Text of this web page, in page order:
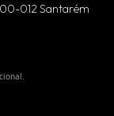
012 Santarém